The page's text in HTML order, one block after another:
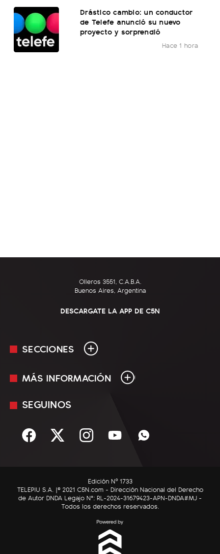
Drástico cambio: un conductor
de Telefe anunció su nuevo
proyecto y sorprendió
Hace 1 hora
Olleros 3551, C.A.B.A.
Buenos Aires, Argentina
DESCARGATE LA APP DE C5N
SECCIONES
En Vivo
Sociedad
C5N Autos
RatingCero
MÁS INFORMACIÓN
Mediakit
Términos y condiciones
SEGUINOS
Edición Nº 1733
TELEPIU S.A. |© 2021 C5N.com - Dirección Nacional del Derecho
de Autor DNDA Legajo N°: RL-2024-31679423-APN-DNDA#MJ -
Todos los derechos reservados.